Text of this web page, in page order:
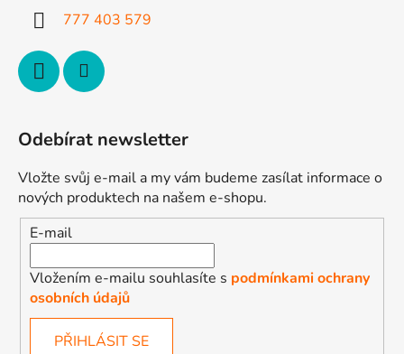
777 403 579
Odebírat newsletter
Vložte svůj e-mail a my vám budeme zasílat informace o
nových produktech na našem e-shopu.
E-mail
Vložením e-mailu souhlasíte s podmínkami ochrany
osobních údajů
PŘIHLÁSIT SE